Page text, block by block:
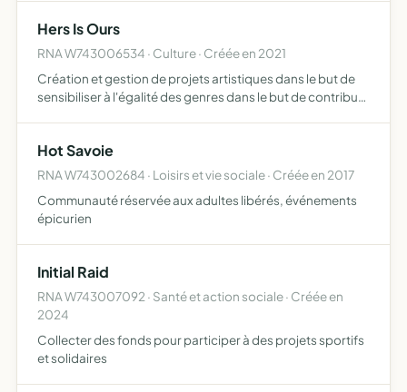
Hers Is Ours
RNA W743006534 · Culture · Créée en 2021
Création et gestion de projets artistiques dans le but de
sensibiliser à l'égalité des genres dans le but de contribuer
Hot Savoie
RNA W743002684 · Loisirs et vie sociale · Créée en 2017
Communauté réservée aux adultes libérés, événements
épicurien
Initial Raid
RNA W743007092 · Santé et action sociale · Créée en
2024
Collecter des fonds pour participer à des projets sportifs
et solidaires